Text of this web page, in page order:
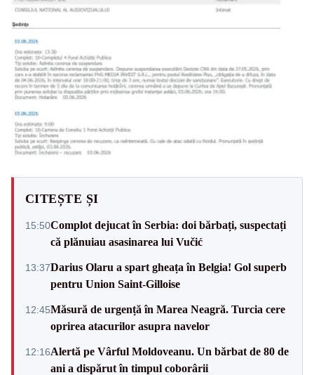
CITEȘTE ȘI
15:50Complot dejucat în Serbia: doi bărbați, suspectați
că plănuiau asasinarea lui Vučić
13:37Darius Olaru a spart gheața în Belgia! Gol superb
pentru Union Saint-Gilloise
12:45Măsură de urgență în Marea Neagră. Turcia cere
oprirea atacurilor asupra navelor
12:16Alertă pe Vârful Moldoveanu. Un bărbat de 80 de
ani a dispărut în timpul coborârii